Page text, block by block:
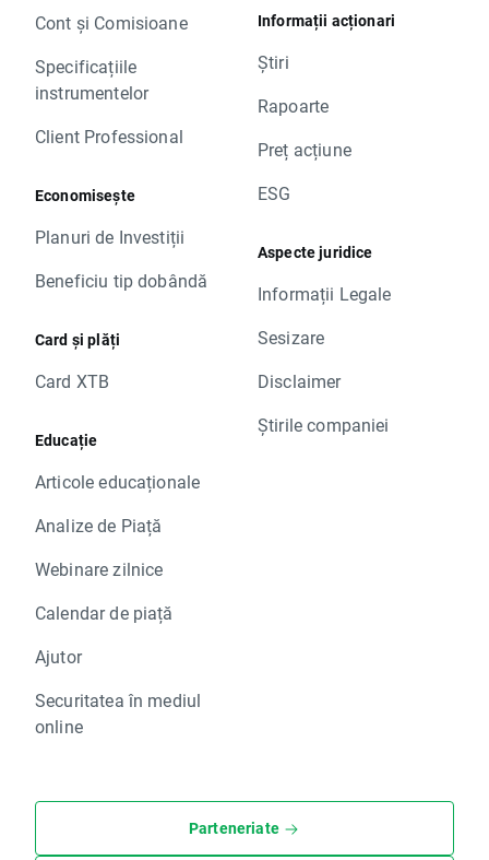
Cont și Comisioane
Specificațiile
instrumentelor
Client Professional
Economisește
Planuri de Investiții
Beneficiu tip dobândă
Card și plăți
Card XTB
Educație
Articole educaționale
Analize de Piață
Webinare zilnice
Calendar de piață
Ajutor
Securitatea în mediul
online
Informații acționari
Știri
Rapoarte
Preț acțiune
ESG
Aspecte juridice
Informații Legale
Sesizare
Disclaimer
Știrile companiei
Parteneriate